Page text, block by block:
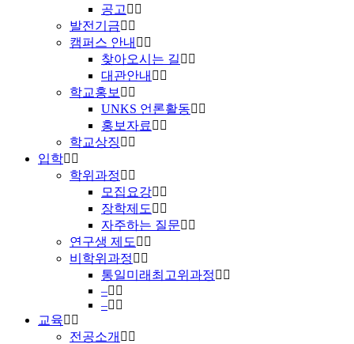
공고
발전기금
캠퍼스 안내
찾아오시는 길
대관안내
학교홍보
UNKS 언론활동
홍보자료
학교상징
입학
학위과정
모집요강
장학제도
자주하는 질문
연구생 제도
비학위과정
통일미래최고위과정
–
–
교육
전공소개